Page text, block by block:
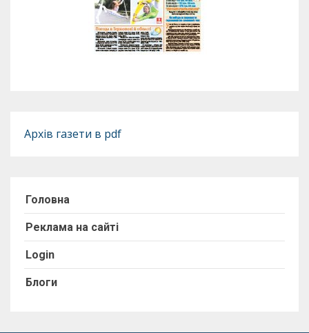
Архів газети в pdf
Головна
Реклама на сайті
Login
Блоги